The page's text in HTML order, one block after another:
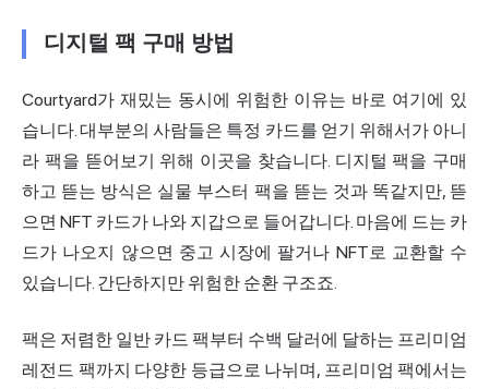
디지털 팩 구매 방법
Courtyard가 재밌는 동시에 위험한 이유는 바로 여기에 있
습니다. 대부분의 사람들은 특정 카드를 얻기 위해서가 아니
라 팩을 뜯어보기 위해 이곳을 찾습니다. 디지털 팩을 구매
하고 뜯는 방식은 실물 부스터 팩을 뜯는 것과 똑같지만, 뜯
으면 NFT 카드가 나와 지갑으로 들어갑니다. 마음에 드는 카
드가 나오지 않으면 중고 시장에 팔거나 NFT로 교환할 수
있습니다. 간단하지만 위험한 순환 구조죠.
팩은 저렴한 일반 카드 팩부터 수백 달러에 달하는 프리미엄
레전드 팩까지 다양한 등급으로 나뉘며, 프리미엄 팩에서는